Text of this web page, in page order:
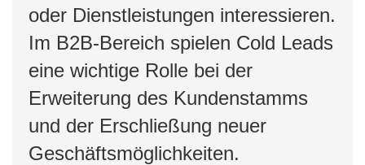
oder Dienstleistungen interessieren.
Im B2B-Bereich spielen Cold Leads
eine wichtige Rolle bei der
Erweiterung des Kundenstamms
und der Erschließung neuer
Geschäftsmöglichkeiten.